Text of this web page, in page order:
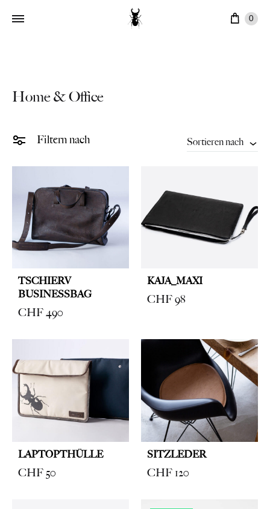
0
Home & Office
Filtern nach Sortieren nach
TSCHIERV
BUSINESSBAG
CHF490
KAJA_MAXI
CHF98
LAPTOPTHÜLLE
CHF 50
SITZLEDER
CHF 120